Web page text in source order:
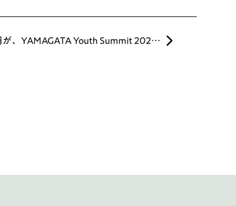
弊社代表・三浦が、YAMAGATA Youth Summit 2022のファシリに！